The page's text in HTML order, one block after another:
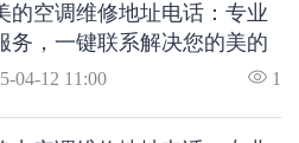
的空调维修地址电话：专业
务，一键联系解决您的美的
题
04-12 11:00 1